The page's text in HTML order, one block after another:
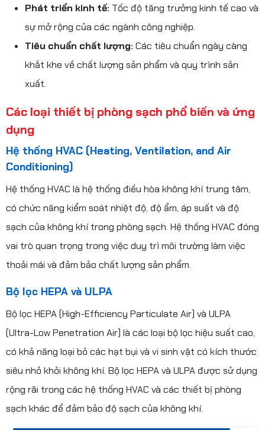
Phát triển kinh tế: Tốc độ tăng trưởng kinh tế cao và
sự mở rộng của các ngành công nghiệp.
Tiêu chuẩn chất lượng: Các tiêu chuẩn ngày càng
khắt khe về chất lượng sản phẩm và quy trình sản
xuất.
Các loại thiết bị phòng sạch phổ biến và ứng
dụng
Hệ thống HVAC (Heating, Ventilation, and Air
Conditioning)
Hệ thống HVAC là hệ thống điều hòa không khí trung tâm,
có chức năng kiểm soát nhiệt độ, độ ẩm, áp suất và độ
sạch của không khí trong phòng sạch. Hệ thống HVAC đóng
vai trò quan trọng trong việc duy trì môi trường làm việc
thoải mái và đảm bảo chất lượng sản phẩm.
Bộ lọc HEPA và ULPA
Bộ lọc HEPA (High-Efficiency Particulate Air) và ULPA
(Ultra-Low Penetration Air) là các loại bộ lọc hiệu suất cao,
có khả năng loại bỏ các hạt bụi và vi sinh vật có kích thước
siêu nhỏ khỏi không khí. Bộ lọc HEPA và ULPA được sử dụng
rộng rãi trong các hệ thống HVAC và các thiết bị phòng
sạch khác để đảm bảo độ sạch của không khí.